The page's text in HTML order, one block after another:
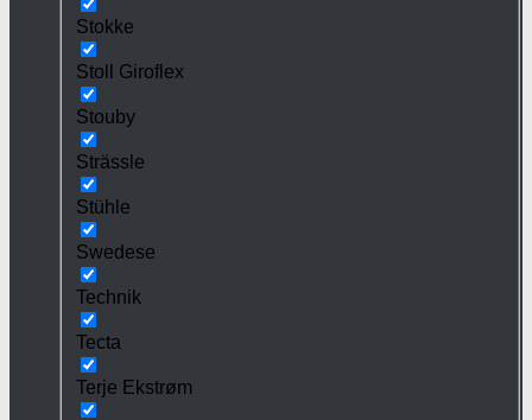
Stokke
Stoll Giroflex
Stouby
Strässle
Stühle
Swedese
Technik
Tecta
Terje Ekstrøm